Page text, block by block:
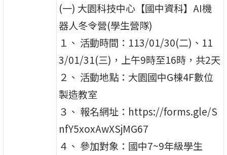
(一) 大園科技中心【國中資科】AI機
器人冬令營(學生營隊)
１、 活動時間：113/01/30(二)、11
3/01/31(三)，上午9時至16時，共2天
２、 活動地點：大園國中G棟4F數位
製造教室
３、 報名網址：https://forms.gle/S
nfY5xoxAwXSjMG67
４、 參加對象：國中7~9年級學生